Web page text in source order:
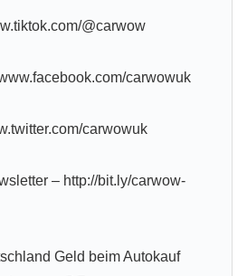
@carwow
carwowuk
carwowuk
– http://bit.ly/carwow-
Geld beim Autokauf